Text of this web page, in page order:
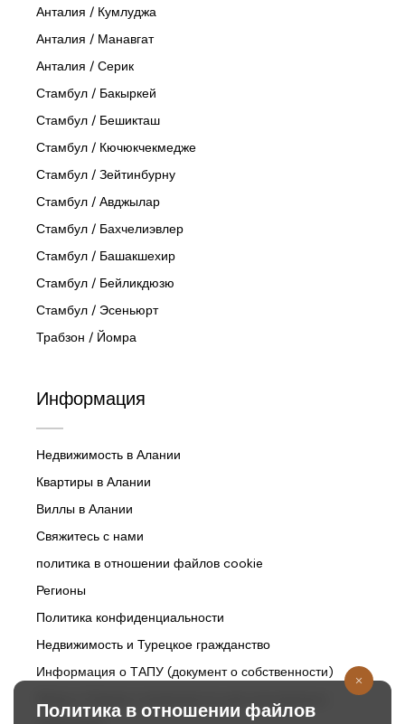
Анталия / Кумлуджа
Анталия / Манавгат
Анталия / Серик
Стамбул / Бакыркей
Стамбул / Бешикташ
Стамбул / Кючюкчекмедже
Стамбул / Зейтинбурну
Стамбул / Авджылар
Стамбул / Бахчелиэвлер
Стамбул / Башакшехир
Стамбул / Бейликдюзю
Стамбул / Эсеньюрт
Трабзон / Йомра
Информация
Недвижимость в Алании
Квартиры в Алании
Виллы в Алании
Свяжитесь с нами
политика в отношении файлов cookie
Регионы
Политика конфиденциальности
Недвижимость и Турецкое гражданство
Информация о ТАПУ (документ о собственности)
Политика в отношении файлов